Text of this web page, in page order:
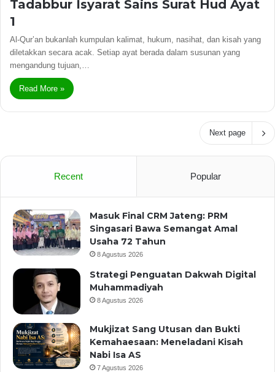
Tadabbur Isyarat Sains Surat Hud Ayat
1
Al-Qur’an bukanlah kumpulan kalimat, hukum, nasihat, dan kisah yang
diletakkan secara acak. Setiap ayat berada dalam susunan yang
mengandung tujuan,…
Read More »
Next page
Recent Popular
Masuk Final CRM Jateng: PRM
Singasari Bawa Semangat Amal
Usaha 72 Tahun
8 Agustus 2026
Strategi Penguatan Dakwah Digital
Muhammadiyah
8 Agustus 2026
Mukjizat Sang Utusan dan Bukti
Kemahaesaan: Meneladani Kisah
Nabi Isa AS
7 Agustus 2026